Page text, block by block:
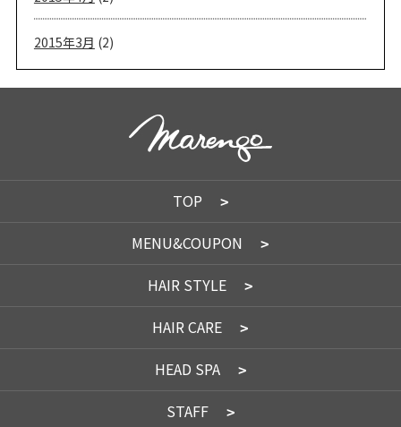
2015年3月 (2)
TOP
MENU&COUPON
HAIR STYLE
HAIR CARE
HEAD SPA
STAFF